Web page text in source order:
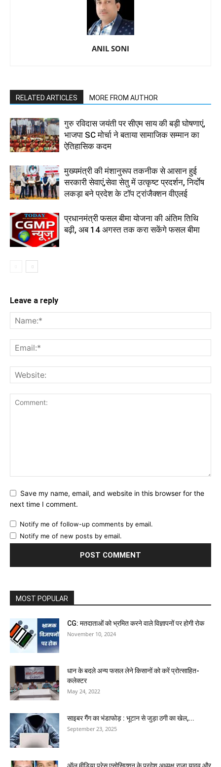
ANIL SONI
RELATED ARTICLES MORE FROM AUTHOR
गुरु रविदास जयंती पर सीएम साय की बड़ी घोषणाएं,
भाजपा SC मोर्चा ने बताया सामाजिक सम्मान का
ऐतिहासिक कदम
मुख्यमंत्री की मंशानुरूप तकनीक से आसान हुई
सरकारी सेवाएं,सेवा सेतु में उत्कृष्ट प्रदर्शन, निर्दाेष
लकड़ा बने प्रदेश के टॉप ट्रांजैक्शन वीएलई
प्रधानमंत्री फसल बीमा योजना की अंतिम तिथि
बढ़ी, अब 14 अगस्त तक करा सकेंगे फसल बीमा
Leave a reply
Save my name, email, and website in this browser for the
next time I comment.
Notify me of follow-up comments by email.
Notify me of new posts by email.
MOST POPULAR
CG: मतदाताओं को भ्रमित करने वाले विज्ञापनों पर होगी रोक
November 10, 2024
धान के बदले अन्य फसल लेने किसानों को करें प्रोत्साहित-
कलेक्टर
May 24, 2022
साइबर गैंग का भंडाफोड़ : भूटान से जुड़ा ठगी का खेल,...
September 23, 2025